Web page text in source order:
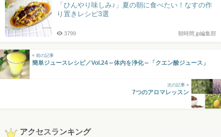
「ひんやり味しみ♪」夏の朝に食べたい！なすの作
り置きレシピ3選
朝時間.jp編集部
3799
« 前の記事
簡単ジュースレシピ／Vol.24～体内を浄化～「クエン酸ジュース」
次の記事 »
7つのアロマレッスン
アクセスランキング